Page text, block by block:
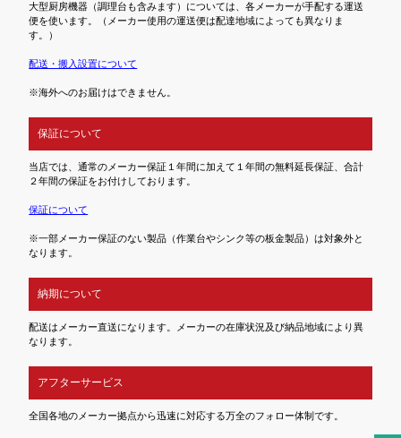
大型厨房機器（調理台も含みます）については、各メーカーが手配する運送
便を使います。（メーカー使用の運送便は配達地域によっても異なりま
す。）
配送・搬入設置について
※海外へのお届けはできません。
保証について
当店では、通常のメーカー保証１年間に加えて１年間の無料延長保証、合計
２年間の保証をお付けしております。
保証について
※一部メーカー保証のない製品（作業台やシンク等の板金製品）は対象外と
なります。
納期について
配送はメーカー直送になります。メーカーの在庫状況及び納品地域により異
なります。
アフターサービス
全国各地のメーカー拠点から迅速に対応する万全のフォロー体制です。